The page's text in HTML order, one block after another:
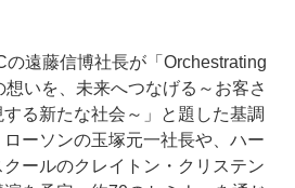
遠藤信博社長が「Orchestrating
いを、未来へつなげる～お客さ
る新たな社会～」と題した基調
ーソンの玉塚元一社長や、ハー
ールのクレイトン・クリステン